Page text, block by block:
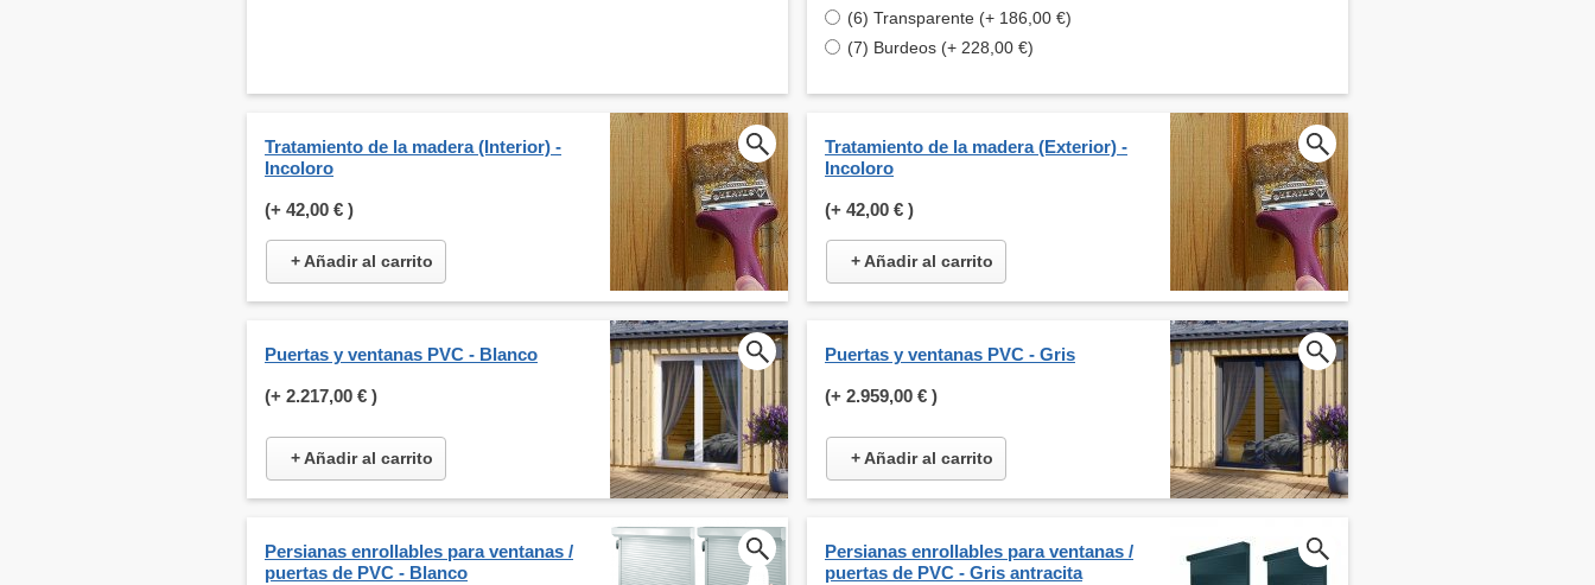
(6) Transparente (+ 186,00 €)
(7) Burdeos (+ 228,00 €)
Tratamiento de la madera (Interior) -
Incoloro
(+ 42,00 € )
+ Añadir al carrito
Tratamiento de la madera (Exterior) -
Incoloro
(+ 42,00 € )
+ Añadir al carrito
Puertas y ventanas PVC - Blanco
(+ 2.217,00 € )
+ Añadir al carrito
Puertas y ventanas PVC - Gris
(+ 2.959,00 € )
+ Añadir al carrito
Persianas enrollables para ventanas /
puertas de PVC - Blanco
Persianas enrollables para ventanas /
puertas de PVC - Gris antracita